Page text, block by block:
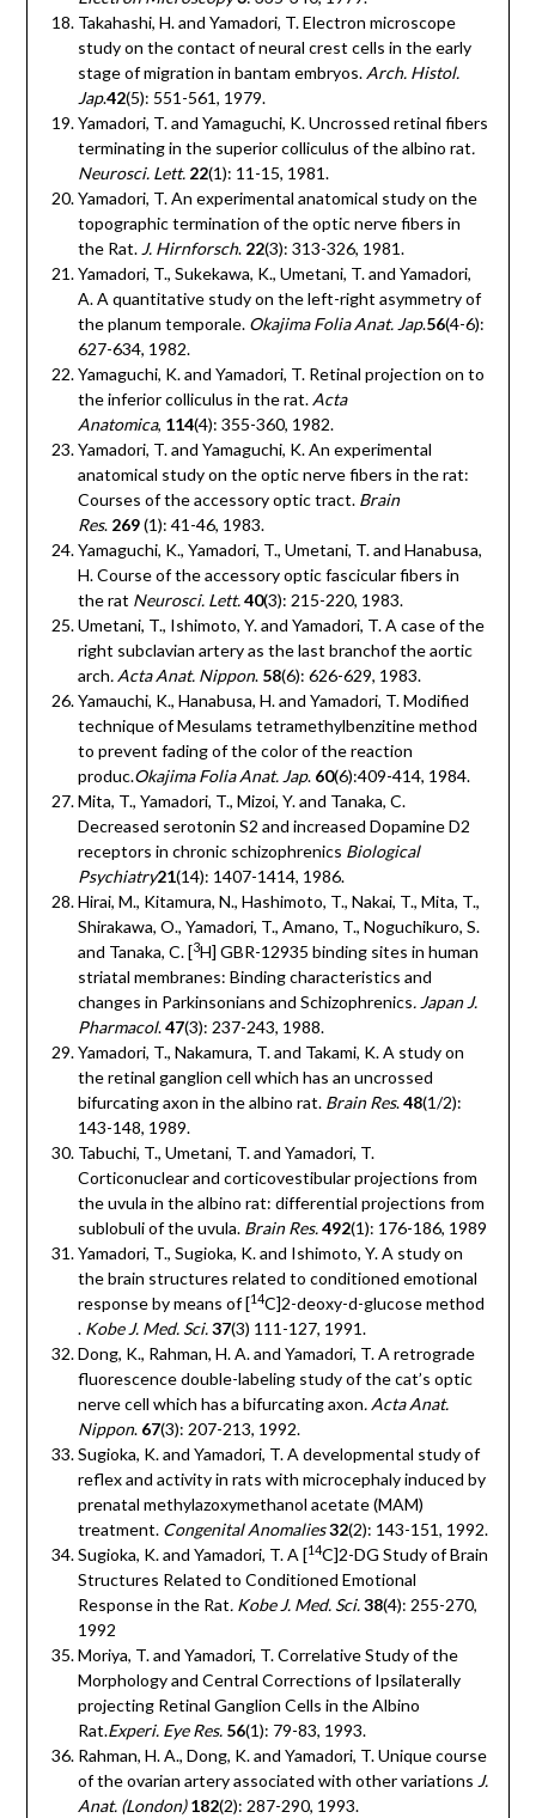
Takahashi, H. and Yamadori, T. Electron microscope
study on the contact of neural crest cells in the early
stage of migration in bantam embryos. Arch. Histol.
Jap.42(5): 551-561, 1979.
Yamadori, T. and Yamaguchi, K. Uncrossed retinal fibers
terminating in the superior colliculus of the albino rat.
Neurosci. Lett. 22(1): 11-15, 1981.
Yamadori, T. An experimental anatomical study on the
topographic termination of the optic nerve fibers in
the Rat. J. Hirnforsch. 22(3): 313-326, 1981.
Yamadori, T., Sukekawa, K., Umetani, T. and Yamadori,
A. A quantitative study on the left-right asymmetry of
the planum temporale. Okajima Folia Anat. Jap.56(4-6):
627-634, 1982.
Yamaguchi, K. and Yamadori, T. Retinal projection on to
the inferior colliculus in the rat. Acta
Anatomica, 114(4): 355-360, 1982.
Yamadori, T. and Yamaguchi, K. An experimental
anatomical study on the optic nerve fibers in the rat:
Courses of the accessory optic tract. Brain
Res. 269(1): 41-46, 1983.
Yamaguchi, K., Yamadori, T., Umetani, T. and Hanabusa,
H. Course of the accessory optic fascicular fibers in
the rat Neurosci. Lett. 40(3): 215-220, 1983.
Umetani, T., Ishimoto, Y. and Yamadori, T. A case of the
right subclavian artery as the last branchof the aortic
arch. Acta Anat. Nippon. 58(6): 626-629, 1983.
Yamauchi, K., Hanabusa, H. and Yamadori, T. Modified
technique of Mesulams tetramethylbenzitine method
to prevent fading of the color of the reaction
produc.Okajima Folia Anat. Jap. 60(6):409-414, 1984.
Mita, T., Yamadori, T., Mizoi, Y. and Tanaka, C.
Decreased serotonin S2 and increased Dopamine D2
receptors in chronic schizophrenics Biological
Psychiatry21(14): 1407-1414, 1986.
Hirai, M., Kitamura, N., Hashimoto, T., Nakai, T., Mita, T.,
Shirakawa, O., Yamadori, T., Amano, T., Noguchikuro, S.
and Tanaka, C. [3H] GBR-12935 binding sites in human
striatal membranes: Binding characteristics and
changes in Parkinsonians and Schizophrenics. Japan J.
Pharmacol.47(3): 237-243, 1988.
Yamadori, T., Nakamura, T. and Takami, K. A study on
the retinal ganglion cell which has an uncrossed
bifurcating axon in the albino rat. Brain Res.48(1/2):
143-148, 1989.
Tabuchi, T., Umetani, T. and Yamadori, T.
Corticonuclear and corticovestibular projections from
the uvula in the albino rat: differential projections from
sublobuli of the uvula. Brain Res. 492(1): 176-186, 1989
Yamadori, T., Sugioka, K. and Ishimoto, Y. A study on
the brain structures related to conditioned emotional
response by means of [14C]2-deoxy-d-glucose method
. Kobe J. Med. Sci. 37(3) 111-127, 1991.
Dong, K., Rahman, H. A. and Yamadori, T. A retrograde
fluorescence double-labeling study of the cat’s optic
nerve cell which has a bifurcating axon. Acta Anat.
Nippon. 67(3): 207-213, 1992.
Sugioka, K. and Yamadori, T. A developmental study of
reflex and activity in rats with microcephaly induced by
prenatal methylazoxymethanol acetate (MAM)
treatment. Congenital Anomalies 32(2): 143-151, 1992.
Sugioka, K. and Yamadori, T. A [14C]2-DG Study of Brain
Structures Related to Conditioned Emotional
Response in the Rat. Kobe J. Med. Sci. 38(4): 255-270,
1992
Moriya, T. and Yamadori, T. Correlative Study of the
Morphology and Central Corrections of Ipsilaterally
projecting Retinal Ganglion Cells in the Albino
Rat.Experi. Eye Res. 56(1): 79-83, 1993.
Rahman, H. A., Dong, K. and Yamadori, T. Unique course
of the ovarian artery associated with other variations J.
Anat. (London) 182(2): 287-290, 1993.